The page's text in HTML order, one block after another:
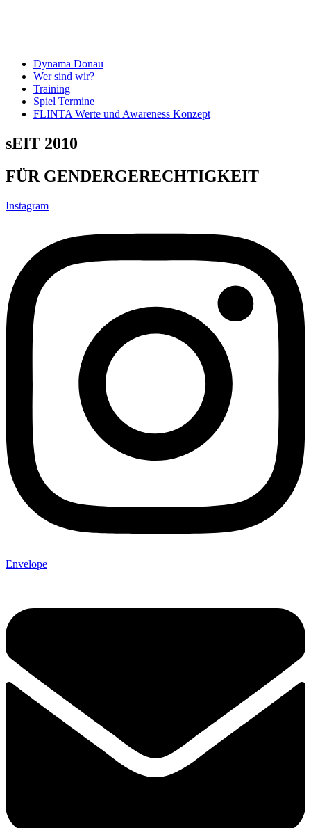
Dynama Donau
Wer sind wir?
Training
Spiel Termine
FLINTA Werte und Awareness Konzept
sEIT 2010
FÜR GENDERGERECHTIGKEIT
Instagram
Envelope